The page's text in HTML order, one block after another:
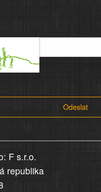
Odeslat
F s.r.o.
republika